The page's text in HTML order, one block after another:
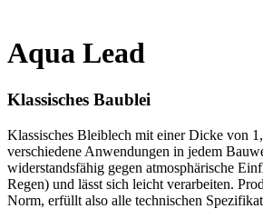
Aqua Lead
Klassisches Baublei
Klassisches Bleiblech mit einer Dicke von
verschiedene Anwendungen in jedem
widerstandsfähig gegen atmosphärische
Regen) und lässt sich leicht verarbeiten.
Norm, erfüllt also alle technischen